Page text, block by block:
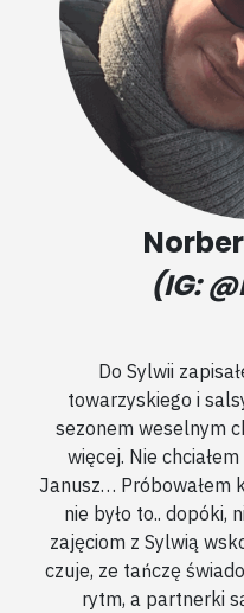
(IG:
Do Sylwii
towarzyskiego i
sezonem weselnym
więcej. Nie
Janusz… Próbowałem
nie było to.. dopóki,
zajęciom z Sylwią
czuje, ze tańczę
rytm, a partnerki